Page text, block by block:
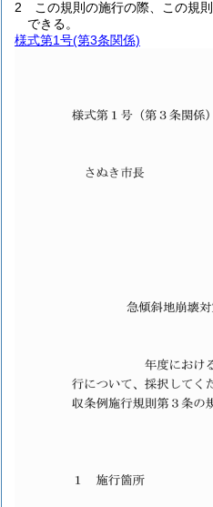
2
この規則の施行の際、この規
できる。
様式第1号(第3条関係)